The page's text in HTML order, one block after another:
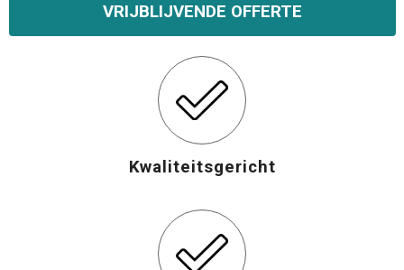
VRIJBLIJVENDE OFFERTE
Kwaliteitsgericht